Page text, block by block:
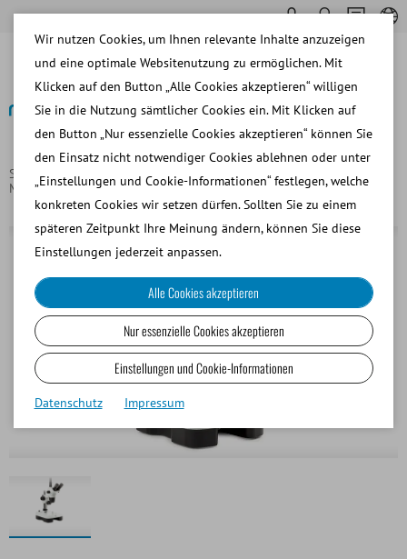
Startseite Laborgeräte und Laborbedarf
Stereo- und Inverse
Mikroskope
Stereo-Zoom-Mikroskop Euromex NZ, trinokular
Zurück
Wir nutzen Cookies, um Ihnen relevante Inhalte anzuzeigen
und eine optimale Websitenutzung zu ermöglichen. Mit
Klicken auf den Button „Alle Cookies akzeptieren“ willigen
Sie in die Nutzung sämtlicher Cookies ein. Mit Klicken auf
den Button „Nur essenzielle Cookies akzeptieren“ können Sie
den Einsatz nicht notwendiger Cookies ablehnen oder unter
„Einstellungen und Cookie-Informationen“ festlegen, welche
konkreten Cookies wir setzen dürfen. Sollten Sie zu einem
späteren Zeitpunkt Ihre Meinung ändern, können Sie diese
Einstellungen jederzeit anpassen.
Alle Cookies akzeptieren
Nur essenzielle Cookies akzeptieren
Einstellungen und Cookie-Informationen
Datenschutz Impressum